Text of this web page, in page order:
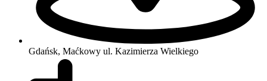
Gdańsk, Maćkowy ul. Kazimierza Wielkiego